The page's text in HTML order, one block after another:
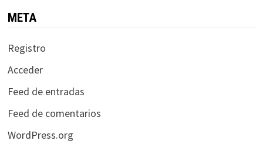
META
Registro
Acceder
Feed de entradas
Feed de comentarios
WordPress.org